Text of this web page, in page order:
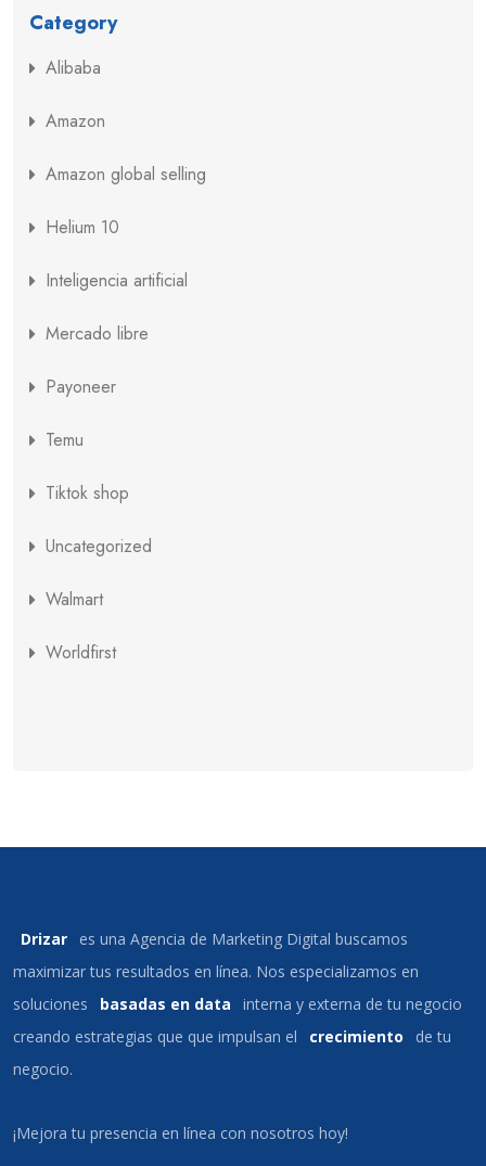
Category
Alibaba
Amazon
Amazon global selling
Helium 10
Inteligencia artificial
Mercado libre
Payoneer
Temu
Tiktok shop
Uncategorized
Walmart
Worldfirst
Drizar
es una Agencia de Marketing Digital buscamos
maximizar tus resultados en línea. Nos especializamos en
soluciones
basadas en data
interna y externa de tu negocio
creando estrategias que que impulsan el
crecimiento
de tu
negocio.
¡Mejora tu presencia en línea con nosotros hoy!